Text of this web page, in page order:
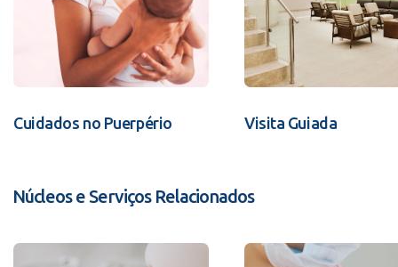
Cuidados no Puerpério Visita Guiada
Núcleos e Serviços Relacionados